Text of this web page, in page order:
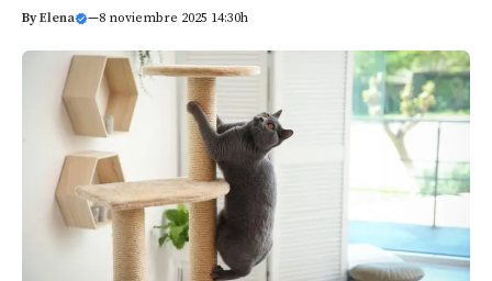
ByElena —8 noviembre 2025 14:30h